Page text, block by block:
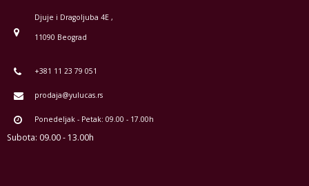
Djuje i Dragoljuba 4E ,
11090 Beograd
+381 11 23 79 051
prodaja@yulucas.rs
Ponedeljak - Petak: 09.00 - 17.00h
Subota: 09.00 - 13.00h